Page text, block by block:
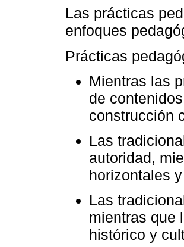
Las prácticas
enfoques
Prácticas
Mientras las
de
construcción
Las
autoridad,
horizontales
Las
mientras que
histórico y